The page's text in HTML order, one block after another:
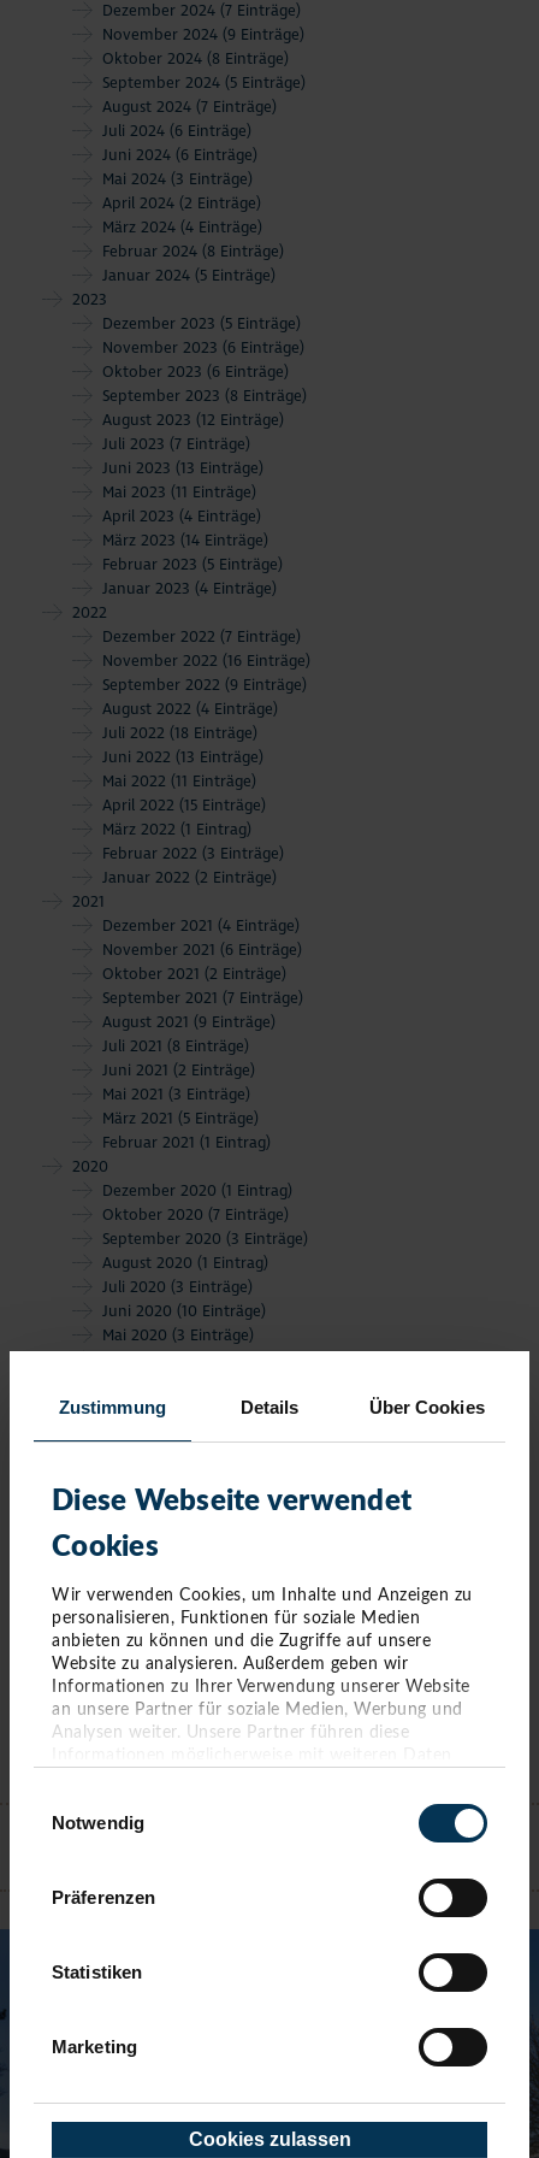
Zustimmung Details Über Cookies
Diese Webseite verwendet
Cookies
Wir verwenden Cookies, um Inhalte und Anzeigen zu
personalisieren, Funktionen für soziale Medien
anbieten zu können und die Zugriffe auf unsere
Website zu analysieren. Außerdem geben wir
Informationen zu Ihrer Verwendung unserer Website
an unsere Partner für soziale Medien, Werbung und
Analysen weiter. Unsere Partner führen diese
sie im Rahmen Ihrer Nutzung der Dienste gesammelt
haben. Sie geben Einwilligung zu unseren Cookies,
Notwendig
Präferenzen
Statistiken
Marketing
Cookies zulassen
Dezember 2024 (7 Einträge)
November 2024 (9 Einträge)
Oktober 2024 (8 Einträge)
September 2024 (5 Einträge)
August 2024 (7 Einträge)
Juli 2024 (6 Einträge)
Juni 2024 (6 Einträge)
Mai 2024 (3 Einträge)
April 2024 (2 Einträge)
März 2024 (4 Einträge)
Februar 2024 (8 Einträge)
Januar 2024 (5 Einträge)
2023
Dezember 2023 (5 Einträge)
November 2023 (6 Einträge)
Oktober 2023 (6 Einträge)
September 2023 (8 Einträge)
August 2023 (12 Einträge)
Juli 2023 (7 Einträge)
Juni 2023 (13 Einträge)
Mai 2023 (11 Einträge)
April 2023 (4 Einträge)
März 2023 (14 Einträge)
Februar 2023 (5 Einträge)
Januar 2023 (4 Einträge)
2022
Dezember 2022 (7 Einträge)
November 2022 (16 Einträge)
September 2022 (9 Einträge)
August 2022 (4 Einträge)
Juli 2022 (18 Einträge)
Juni 2022 (13 Einträge)
Mai 2022 (11 Einträge)
April 2022 (15 Einträge)
März 2022 (1 Eintrag)
Februar 2022 (3 Einträge)
Januar 2022 (2 Einträge)
2021
Dezember 2021 (4 Einträge)
November 2021 (6 Einträge)
Oktober 2021 (2 Einträge)
September 2021 (7 Einträge)
August 2021 (9 Einträge)
Juli 2021 (8 Einträge)
Juni 2021 (2 Einträge)
Mai 2021 (3 Einträge)
März 2021 (5 Einträge)
Februar 2021 (1 Eintrag)
2020
Dezember 2020 (1 Eintrag)
Oktober 2020 (7 Einträge)
September 2020 (3 Einträge)
August 2020 (1 Eintrag)
Juli 2020 (3 Einträge)
Juni 2020 (10 Einträge)
Mai 2020 (3 Einträge)
Januar 2020
(4 Einträge)